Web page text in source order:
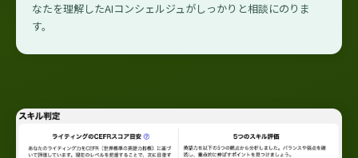
なたを理解したAIコンシェルジュがしっかりと相談にのりま
す。